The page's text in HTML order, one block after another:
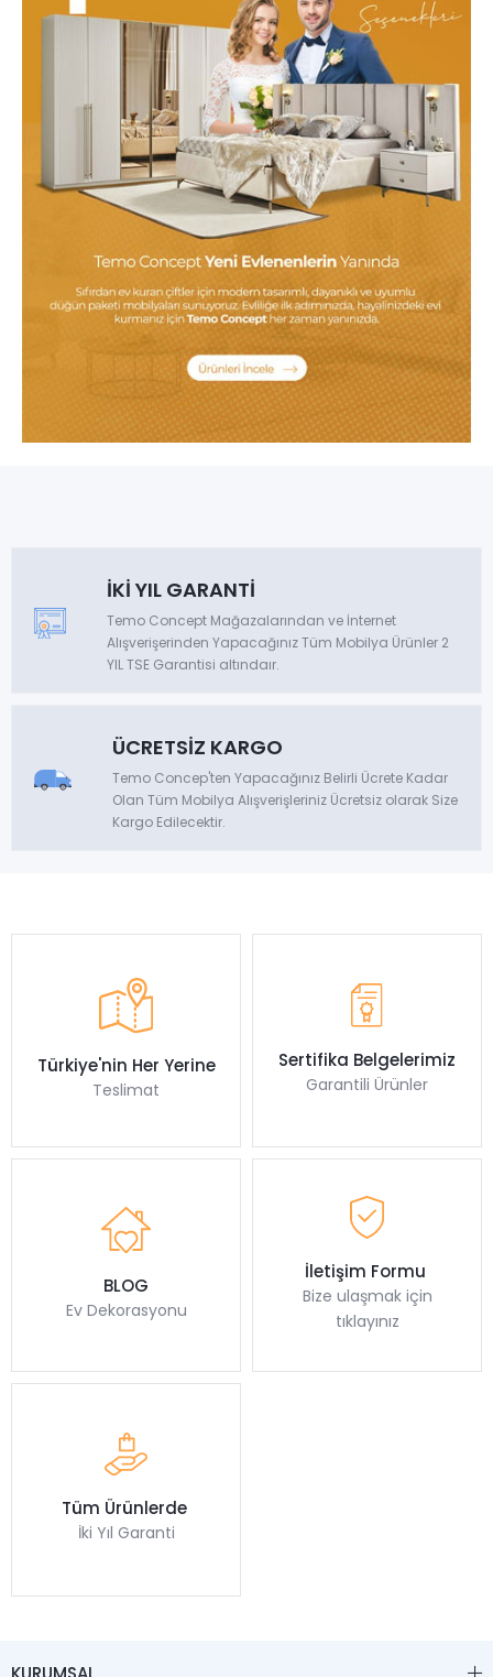
İKİ YIL GARANTİ
Temo Concept Mağazalarından ve İnternet
Alışverişerinden Yapacağınız Tüm Mobilya Ürünler 2
YIL TSE Garantisi altındaır.
ÜCRETSİZ KARGO
Temo Concep'ten Yapacağınız Belirli Ücrete Kadar
Olan Tüm Mobilya Alışverişleriniz Ücretsiz olarak Size
Kargo Edilecektir.
Türkiye'nin Her Yerine
Teslimat
Sertifika Belgelerimiz
Garantili Ürünler
BLOG
Ev Dekorasyonu
İletişim Formu
Bize ulaşmak için
tıklayınız
Tüm Ürünlerde
İki Yıl Garanti